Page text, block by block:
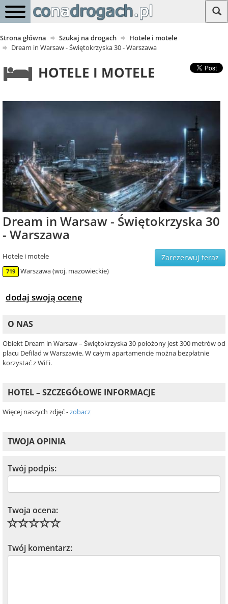
Strona główna Szukaj na drogach
Hotele i motele
Dream in Warsaw - Świętokrzyska 30 - Warszawa
HOTELE I MOTELE
Dream in Warsaw - Świętokrzyska 30
- Warszawa
Zarezerwuj teraz
Hotele i motele
719 Warszawa (woj. mazowieckie)
dodaj swoją ocenę
O NAS
Obiekt Dream in Warsaw – Świętokrzyska 30 położony jest 300 metrów od
placu Defilad w Warszawie. W całym apartamencie można bezpłatnie
korzystać z WiFi.
HOTEL – SZCZEGÓŁOWE INFORMACJE
Więcej naszych zdjęć -zobacz
TWOJA OPINIA
Twój podpis:
Twoja ocena:
Twój komentarz: